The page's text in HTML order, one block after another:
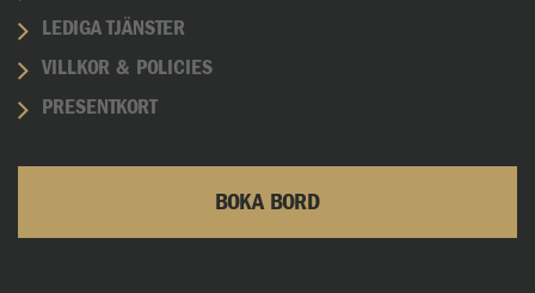
LEDIGA TJÄNSTER
VILLKOR & POLICIES
PRESENTKORT
BOKA BORD